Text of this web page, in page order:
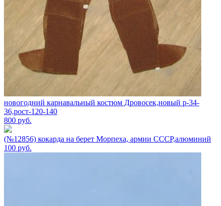
новогодний карнавальный костюм Дровосек,новый р-34-
36,рост-120-140
800 руб.
(№12856) кокарда на берет Морпеха, армии СССР,алюминий
100 руб.